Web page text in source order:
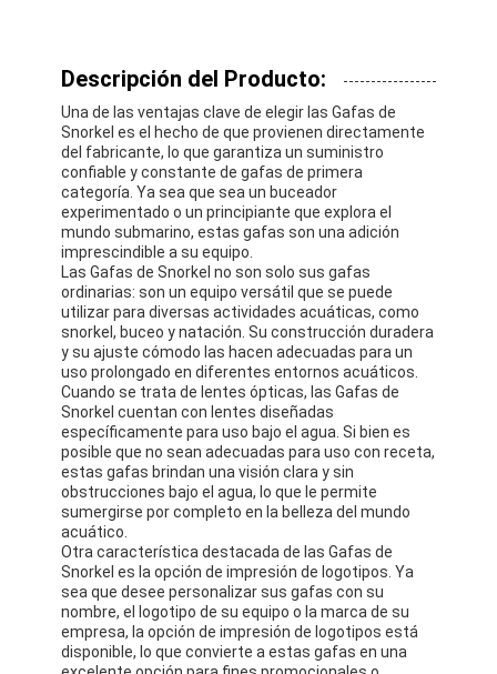
Descripción del Producto:
Una de las ventajas clave de elegir las Gafas de
Snorkel es el hecho de que provienen directamente
del fabricante, lo que garantiza un suministro
confiable y constante de gafas de primera
categoría. Ya sea que sea un buceador
experimentado o un principiante que explora el
mundo submarino, estas gafas son una adición
imprescindible a su equipo.
Las Gafas de Snorkel no son solo sus gafas
ordinarias: son un equipo versátil que se puede
utilizar para diversas actividades acuáticas, como
snorkel, buceo y natación. Su construcción duradera
y su ajuste cómodo las hacen adecuadas para un
uso prolongado en diferentes entornos acuáticos.
Cuando se trata de lentes ópticas, las Gafas de
Snorkel cuentan con lentes diseñadas
específicamente para uso bajo el agua. Si bien es
posible que no sean adecuadas para uso con receta,
estas gafas brindan una visión clara y sin
obstrucciones bajo el agua, lo que le permite
sumergirse por completo en la belleza del mundo
acuático.
Otra característica destacada de las Gafas de
Snorkel es la opción de impresión de logotipos. Ya
sea que desee personalizar sus gafas con su
nombre, el logotipo de su equipo o la marca de su
empresa, la opción de impresión de logotipos está
disponible, lo que convierte a estas gafas en una